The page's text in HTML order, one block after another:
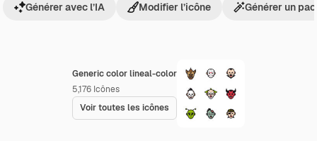
Generic color lineal-color
5,176 Icônes
Voir toutes les icônes
Générer avec l’IA Modifier l’icône Générer un